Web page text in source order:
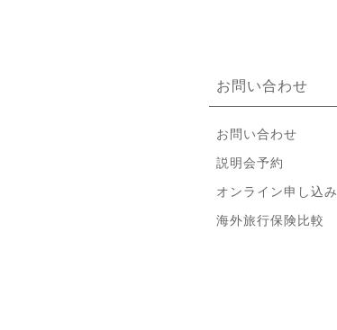
お問い合わせ
お問い合わせ
説明会予約
オンライン申し込み
海外旅行保険比較